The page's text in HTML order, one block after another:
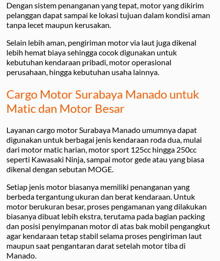
Dengan sistem penanganan yang tepat, motor yang dikirim
pelanggan dapat sampai ke lokasi tujuan dalam kondisi aman
tanpa lecet maupun kerusakan.
Selain lebih aman, pengiriman motor via laut juga dikenal
lebih hemat biaya sehingga cocok digunakan untuk
kebutuhan kendaraan pribadi, motor operasional
perusahaan, hingga kebutuhan usaha lainnya.
Cargo Motor Surabaya Manado untuk
Matic dan Motor Besar
Layanan cargo motor Surabaya Manado umumnya dapat
digunakan untuk berbagai jenis kendaraan roda dua, mulai
dari motor matic harian, motor sport 125cc hingga 250cc
seperti Kawasaki Ninja, sampai motor gede atau yang biasa
dikenal dengan sebutan MOGE.
Setiap jenis motor biasanya memiliki penanganan yang
berbeda tergantung ukuran dan berat kendaraan. Untuk
motor berukuran besar, proses pengamanan yang dilakukan
biasanya dibuat lebih ekstra, terutama pada bagian packing
dan posisi penyimpanan motor di atas bak mobil pengangkut
agar kendaraan tetap stabil selama proses pengiriman laut
maupun saat pengantaran darat setelah motor tiba di
Manado.